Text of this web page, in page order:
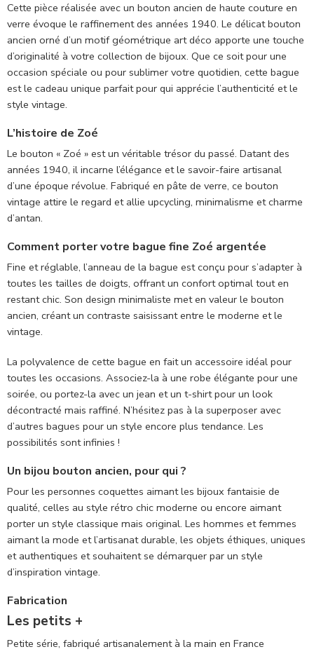
Cette pièce réalisée avec un bouton ancien de haute couture en
verre évoque le raffinement des années 1940. Le délicat bouton
ancien orné d’un motif géométrique art déco apporte une touche
d’originalité à votre collection de bijoux. Que ce soit pour une
occasion spéciale ou pour sublimer votre quotidien, cette bague
est le cadeau unique parfait pour qui apprécie l’authenticité et le
style vintage.
L’histoire de Zoé
Le bouton « Zoé » est un véritable trésor du passé. Datant des
années 1940, il incarne l’élégance et le savoir-faire artisanal
d’une époque révolue. Fabriqué en pâte de verre, ce bouton
vintage attire le regard et allie upcycling, minimalisme et charme
d’antan.
Comment porter votre bague fine Zoé argentée
Fine et réglable, l’anneau de la bague est conçu pour s’adapter à
toutes les tailles de doigts, offrant un confort optimal tout en
restant chic. Son design minimaliste met en valeur le bouton
ancien, créant un contraste saisissant entre le moderne et le
vintage.
La polyvalence de cette bague en fait un accessoire idéal pour
toutes les occasions. Associez-la à une robe élégante pour une
soirée, ou portez-la avec un jean et un t-shirt pour un look
décontracté mais raffiné. N’hésitez pas à la superposer avec
d’autres bagues pour un style encore plus tendance. Les
possibilités sont infinies !
Un bijou bouton ancien, pour qui ?
Pour les personnes coquettes aimant les bijoux fantaisie de
qualité, celles au style rétro chic moderne ou encore aimant
porter un style classique mais original. Les hommes et femmes
aimant la mode et l’artisanat durable, les objets éthiques, uniques
et authentiques et souhaitent se démarquer par un style
d’inspiration vintage.
Fabrication
Les petits +
Petite série, fabriqué artisanalement à la main en France